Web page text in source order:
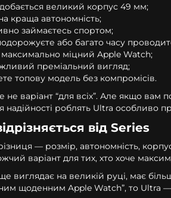
великий корпус 49 мм;
краща автономність;
займаєтесь спортом;
або багато часу
максимально міцний Apple Watch;
преміальний вигляд;
топову модель без компромісів.
не варіант “для всіх”. Але якщо вам
надійності роблять Ultra особливо
від Series
— розмір, автономність,
варіант для тих, хто хоче
виглядає на великій руці, має
щоденним Apple Watch”, то Ultra